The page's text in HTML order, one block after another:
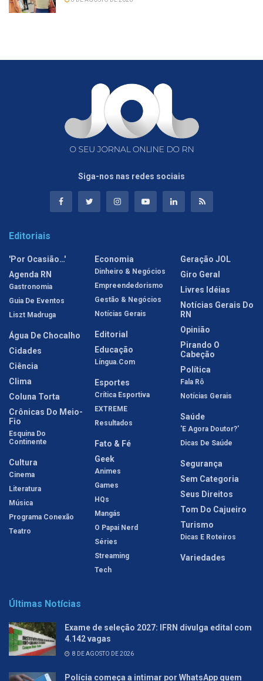
Siga-nos nas redes sociais
Editoriais
'Por Ocasião…'
Agenda RN
Gastronomia
Guia De Eventos
Liszt Madruga
Água De Chocalho
Cidades
Ciência
Clima
Coluna Torta
Crônicas Do Meio-
Fio
Esquina Do
Continente
Cultura
Cinema
Literatura
Música
Programa Conexão
Teatro
Economia
Dinheiro & Negócios
Empreendedorismo
Gestão & Negócios
Notícias Gerais
Editorial
Educação
Língua.com
Esportes
Crítica Esportiva
EXTREME
Resultados
Fato & Fé
Geek
Animes
Games
HQs
Mangás
O Papai Nerd
Séries
Streaming
Tech
Geração JOL
Giro Geral
Livres Idéias
Notícias Gerais Do
RN
Opinião
Pirando O
Cabeção
Política
Fala Rô
Notícias Gerais
Saúde
'E Agora Doutor?'
Dicas De Saúde
Segurança
Sem Categoria
Seus Direitos
Tom Do Cajueiro
Turismo
Dicas E Roteiros
Variedades
Últimas Notícias
Exame de seleção 2027: IFRN divulga edital com
4.142 vagas
8 DE AGOSTO DE 2026
Polícia começa a intimar por WhatsApp quem